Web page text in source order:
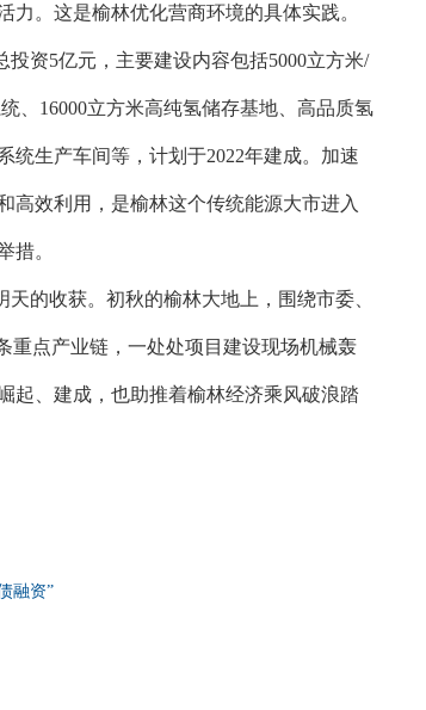
。这是榆林优化营商环境的具体实践。
投资5亿元，主要建设内容包括5000立方米/
、16000立方米高纯氢储存基地、高品质氢
统生产车间等，计划于2022年建成。加速
高效利用，是榆林这个传统能源大市进入
措。
的收获。初秋的榆林大地上，围绕市委、
重点产业链，一处处项目建设现场机械轰
起、建成，也助推着榆林经济乘风破浪踏
融资”